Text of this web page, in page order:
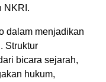
NKRI.
dalam menjadikan
Struktur
bicara sejarah,
hukum,